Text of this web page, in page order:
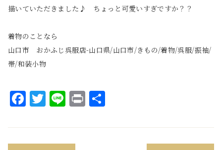
描いていただきました♪ ちょっと可愛いすぎですか？？
着物のことなら
山口市 おかふじ呉服店-山口県/山口市/きもの/着物/呉服/振袖/
帯/和装小物
Facebook
Twitter
LinePrint